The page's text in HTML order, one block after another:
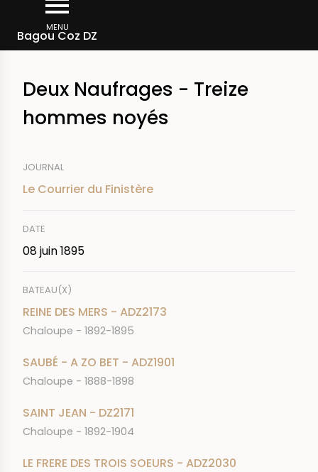
contenu
MENU
Bagou Coz DZ
d'Ariane
Rechercher dans la presse
Deux Naufrages - Treize
hommes noyés
JOURNAL
Le Courrier du Finistère
DATE
08 juin 1895
BATEAU(X)
REINE DES MERS - ADZ2173
Chaloupe - 1892-1895
SAUBÉ - A ZO BET - ADZ1901
Chaloupe - 1888-1898
SAINT JEAN - DZ2171
Chaloupe - 1892-1904
LE FRERE DES TROIS SOEURS - ADZ2030